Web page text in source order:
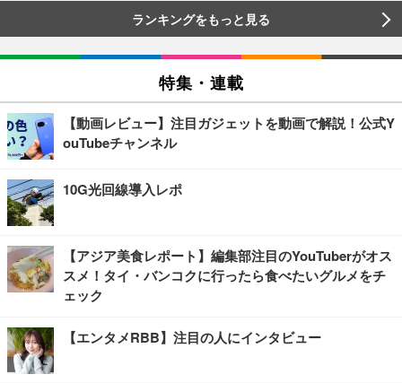
ランキングをもっと見る
特集・連載
【動画レビュー】注目ガジェットを動画で解説！公式Y
ouTubeチャンネル
10G光回線導入レポ
【アジア美食レポート】編集部注目のYouTuberがオス
スメ！タイ・バンコクに行ったら食べたいグルメをチ
ェック
【エンタメRBB】注目の人にインタビュー